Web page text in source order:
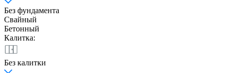
Без фундамента
Свайный
Бетонный
Калитка:
Без калитки